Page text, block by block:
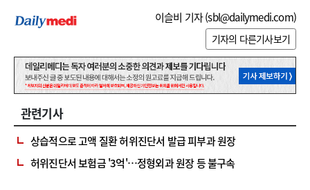
이슬비 기자 (sbl@dailymedi.com)
기자의 다른기사보기
관련기사
상습적으로 고액 질환 허위진단서 발급 피부과 원장
허위진단서 보험금 '3억'…정형외과 원장 등 불구속